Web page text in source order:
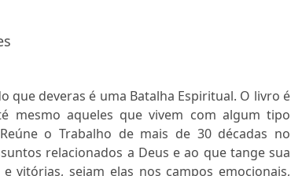
que deveras é uma Batalha Espiritual. O livro é
mesmo aqueles que vivem com algum tipo
o Trabalho de mais de 30 décadas no
relacionados a Deus e ao que tange sua
vitórias, sejam elas nos campos emocionais,